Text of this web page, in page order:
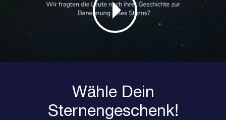
Wähle Dein
Sternengeschenk!